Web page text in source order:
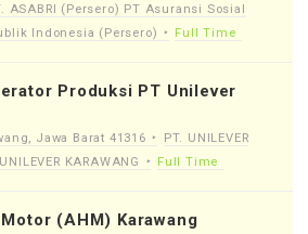
ASABRI (Persero) PT Asuransi Sosial
Indonesia (Persero)
Full Time
Produksi PT Unilever
Jawa Barat 41316
PT. UNILEVER
KARAWANG
Full Time
(AHM) Karawang